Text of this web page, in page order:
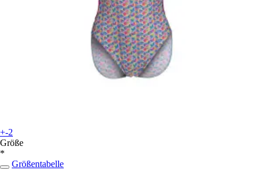
+-2
Größe
*
Größentabelle